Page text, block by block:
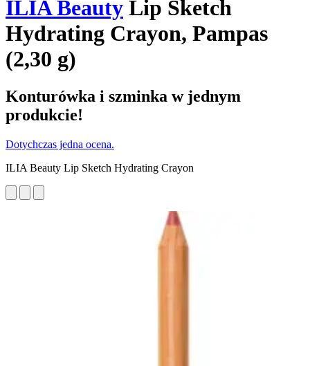
ILIA Beauty Lip Sketch
Hydrating Crayon, Pampas
(2,30 g)
Konturówka i szminka w jednym
produkcie!
Dotychczas jedna ocena.
ILIA Beauty Lip Sketch Hydrating Crayon